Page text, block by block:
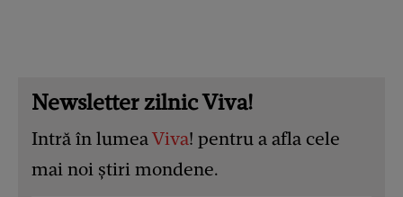
Newsletter zilnic Viva!
Intră în lumeaViva! pentru a afla cele
mai noi știri mondene.